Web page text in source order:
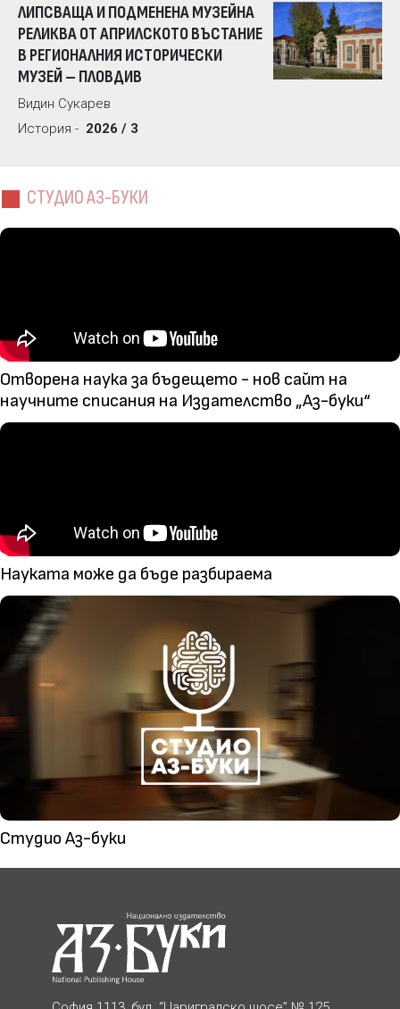
ЛИПСВАЩА И ПОДМЕНЕНА МУЗЕЙНА
РЕЛИКВА ОТ АПРИЛСКОТО ВЪСТАНИЕ
В РЕГИОНАЛНИЯ ИСТОРИЧЕСКИ
МУЗЕЙ – ПЛОВДИВ
Видин Сукарев
История - 2026 / 3
СТУДИО АЗ-БУКИ
Отворена наука за бъдещето - нов сайт на
научните списания на Издателство „Аз-буки“
Науката може да бъде разбираема
Студио Аз-буки